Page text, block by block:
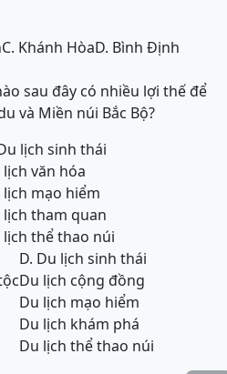
C. Khánh HòaD. Bình Định
sau đây có nhiều lợi thế để
và Miền núi Bắc Bộ?
lịch sinh thái
lịch văn hóa
lịch mạo hiểm
lịch tham quan
lịch thể thao núi
D. Du lịch sinh thái
Du lịch cộng đồng
Du lịch mạo hiểm
Du lịch khám phá
Du lịch thể thao núi